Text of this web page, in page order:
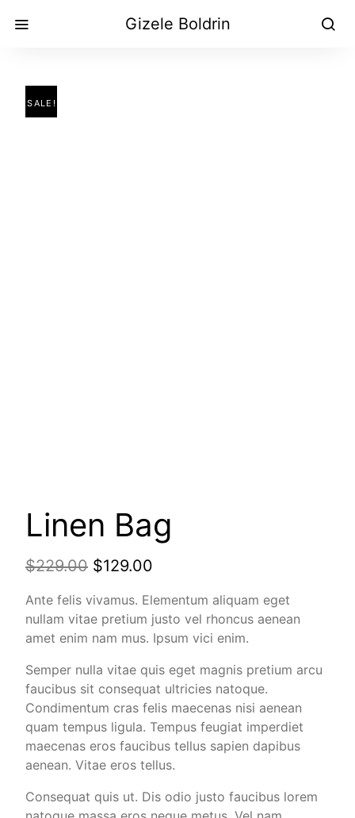
Gizele Boldrin
SALE!
Linen Bag
$229.00 $129.00
Ante felis vivamus. Elementum aliquam eget
nullam vitae pretium justo vel rhoncus aenean
amet enim nam mus. Ipsum vici enim.
Semper nulla vitae quis eget magnis pretium arcu
faucibus sit consequat ultricies natoque.
Condimentum cras felis maecenas nisi aenean
quam tempus ligula. Tempus feugiat imperdiet
maecenas eros faucibus tellus sapien dapibus
aenean. Vitae eros tellus.
Consequat quis ut. Dis odio justo faucibus lorem